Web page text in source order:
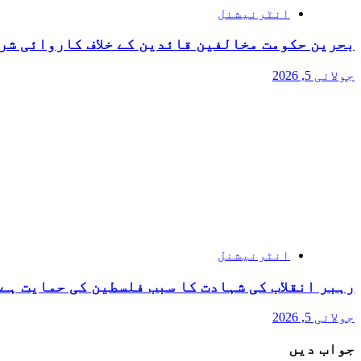
انٹرنیشنل
بحرین حکومت مخالفین قائدین کے خلاف کاروائی
جولائی 5, 2026
انٹرنیشنل
رہبر انقلاب کی شہادت کا سبب فلسطین کی حمایت
جولائی 5, 2026
جواب دیں